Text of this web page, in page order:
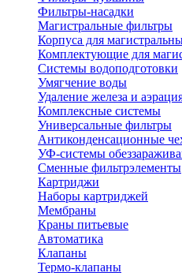
Фильтры-насадки
Магистральные фильтры
Корпуса для
Комплектующие для
Системы водоподготовки
Умягчение воды
Удаление железа и
Комплексные системы
Универсальные фильтры
Антиконденсационные
УФ-системы
Сменные фильтрэлементы
Картриджи
Наборы картриджей
Мембраны
Краны питьевые
Автоматика
Клапаны
Термо-клапаны